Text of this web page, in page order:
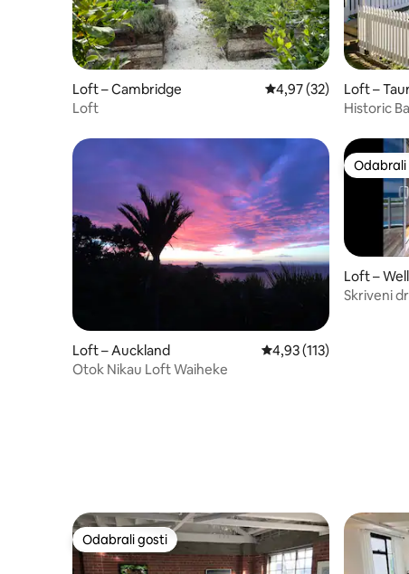
Loft – Cambridge Prosječna ocjena: 4,97/
4,97 (32)
Loft
Loft –
Historic
Loft – Auckland Prosječna ocjena: 4,93/
4,93 (113)
Otok Nikau Loft Waiheke
Loft –
Skriveni
Odabrali gosti
Odabrali gosti